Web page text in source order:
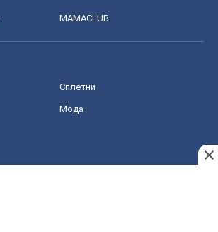
MAMACLUB
Сплетни
Мода